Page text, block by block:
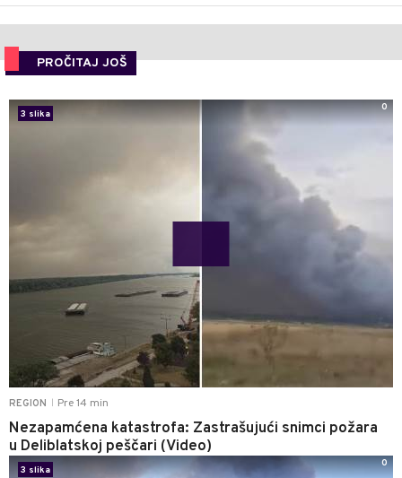
PROČITAJ JOŠ
REGION Pre 14 min
Nezapamćena katastrofa: Zastrašujući snimci požara
u Deliblatskoj peščari (Video)
3 slika
0
3 slika
0